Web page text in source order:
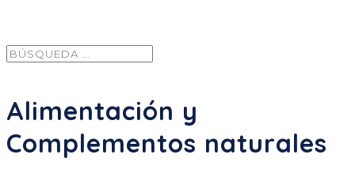
Alimentación y
Complementos naturales